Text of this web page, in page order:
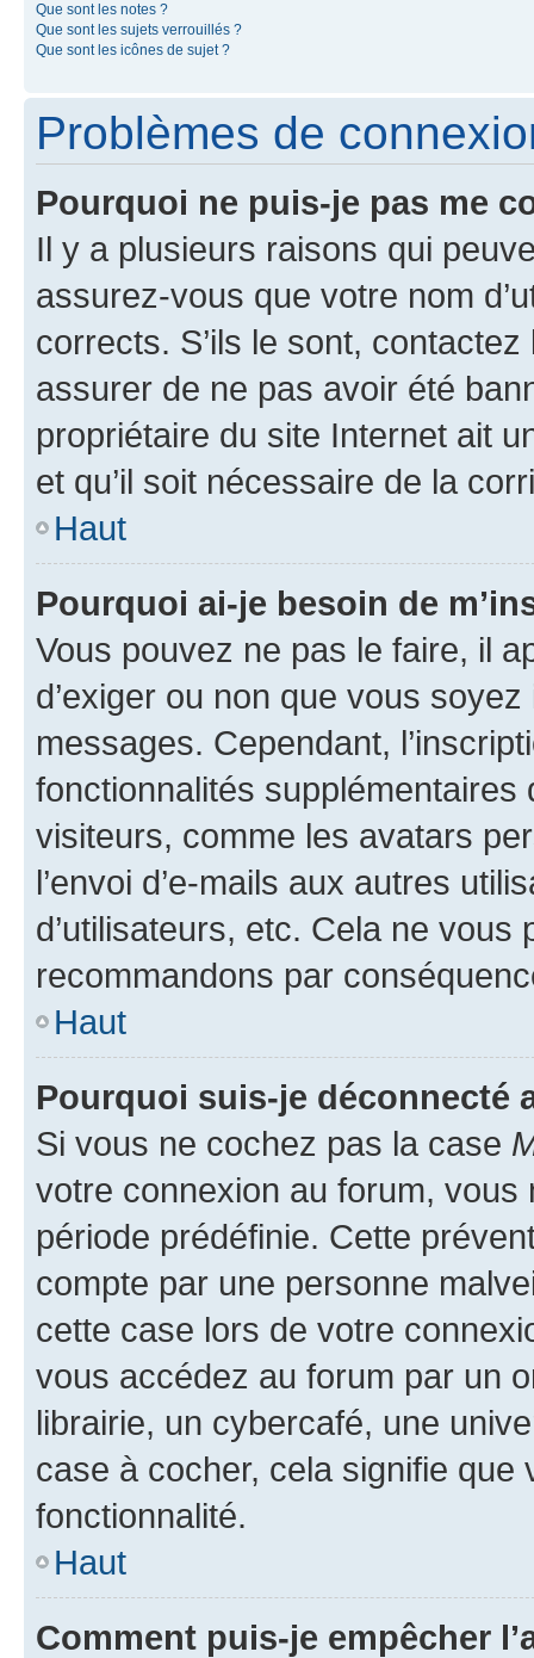
Que sont les notes ?
Que sont les sujets verrouillés ?
Que sont les icônes de sujet ?
Problèmes de
Pourquoi ne puis-je pas me
Il y a plusieurs raisons qui
assurez-vous que votre nom
corrects. S’ils le sont,
assurer de ne pas avoir été
propriétaire du site Internet ait
et qu’il soit nécessaire de la
Haut
Pourquoi ai-je besoin de
Vous pouvez ne pas le faire, il
d’exiger ou non que vous
messages. Cependant,
fonctionnalités
visiteurs, comme les avatars
l’envoi d’e-mails aux autres
d’utilisateurs, etc. Cela ne vous
recommandons par
Haut
Pourquoi suis-je déconnecté
Si vous ne cochez pas la case
votre connexion au forum,
période prédéfinie. Cette
compte par une personne
cette case lors de votre
vous accédez au forum par un
librairie, un cybercafé, une
case à cocher, cela signifie
fonctionnalité.
Haut
Comment puis-je empêcher